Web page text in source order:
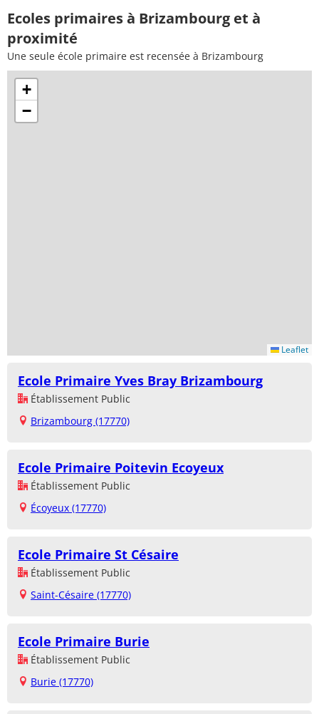
Ecoles primaires à Brizambourg et à
proximité
Une seule école primaire est recensée à Brizambourg
+
−
Leaflet
Ecole Primaire Yves Bray Brizambourg
Établissement Public
Brizambourg (17770)
Ecole Primaire Poitevin Ecoyeux
Établissement Public
Écoyeux (17770)
Ecole Primaire St Césaire
Établissement Public
Saint-Césaire (17770)
Ecole Primaire Burie
Établissement Public
Burie (17770)